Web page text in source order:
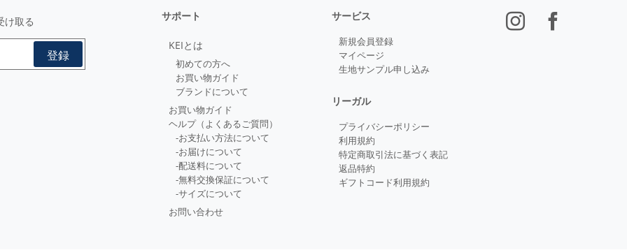
け取る サポート
KEIとは
初めての方へ
お買い物ガイド
ブランドについて
お買い物ガイド
ヘルプ（よくあるご質問）
-お支払い方法について
-お届けについて
-配送料について
-無料交換保証について
-サイズについて
お問い合わせ
サービス
新規会員登録
マイページ
生地サンプル申し込み
リーガル
プライバシーポリシー
利用規約
特定商取引法に基づく表記
返品特約
ギフトコード利用規約